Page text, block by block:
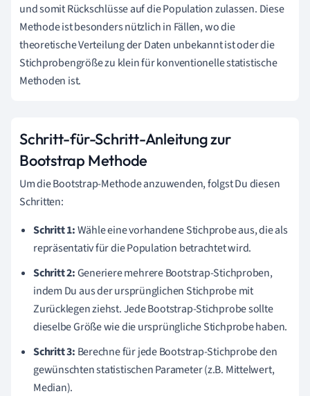
und somit Rückschlüsse auf die Population zulassen. Diese
Methode ist besonders nützlich in Fällen, wo die
theoretische Verteilung der Daten unbekannt ist oder die
Stichprobengröße zu klein für konventionelle statistische
Methoden ist.
Schritt-für-Schritt-Anleitung zur
Bootstrap Methode
Um die Bootstrap-Methode anzuwenden, folgst Du diesen
Schritten:
Schritt 1:Wähle eine vorhandene Stichprobe aus, die als
repräsentativ für die Population betrachtet wird.
Schritt 2:Generiere mehrere Bootstrap-Stichproben,
indem Du aus der ursprünglichen Stichprobe mit
Zurücklegen ziehst. Jede Bootstrap-Stichprobe sollte
dieselbe Größe wie die ursprüngliche Stichprobe haben.
Schritt 3: Berechne für jede Bootstrap-Stichprobe den
gewünschten statistischen Parameter (z.B. Mittelwert,
Median).